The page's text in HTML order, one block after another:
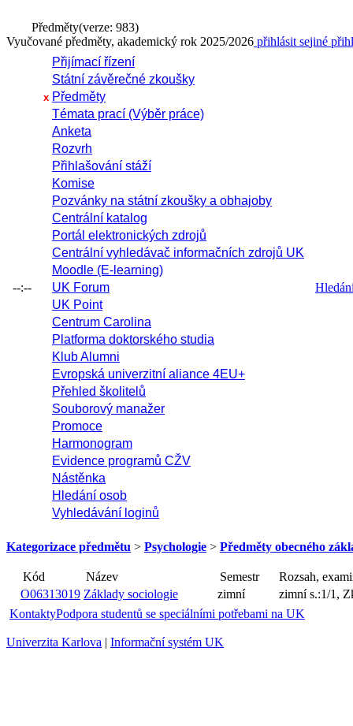
Předměty(verze: 983)
Vyučované předměty, akademický rok 2025/2026 přihlásit sejiné
--:--
Přijímací řízení
Státní závěrečné zkoušky
x Předměty
Témata prací (Výběr práce)
Anketa
Rozvrh
Přihlašování stáží
Komise
Pozvánky na státní zkoušky a obhajoby
Centrální katalog
Portál elektronických zdrojů
Centrální vyhledávač informačních zdrojů UK
Moodle (E-learning)
UK Forum
UK Point
Centrum Carolina
Platforma doktorského studia
Klub Alumni
Evropská univerzitní aliance 4EU+
Přehled školitelů
Souborový manažer
Promoce
Harmonogram
Evidence programů CŽV
Nástěnka
Hledání osob
Vyhledávání loginů
Kategorizace předmětu > Psychologie > Předměty obecného
Název